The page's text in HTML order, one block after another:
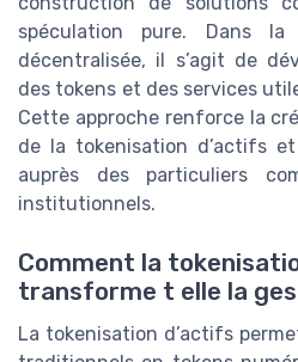
spéculation pure. Dans
décentralisée, il s’agit de
des tokens et des services
Cette approche renforce la
de la tokenisation d’actifs
auprès des particuliers
institutionnels.
Comment la
transforme t elle la
La tokenisation d’actifs